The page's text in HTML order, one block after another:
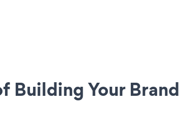
Building Your Brand